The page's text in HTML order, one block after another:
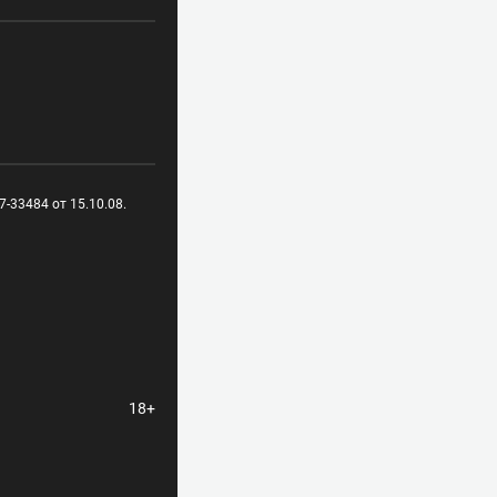
33484 от 15.10.08.
18+